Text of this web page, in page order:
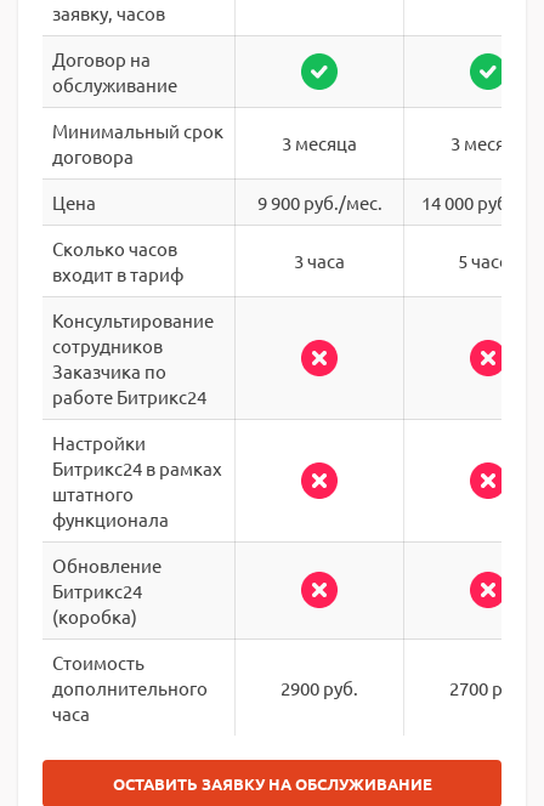
заявку, часов
Договор на
обслуживание
Минимальный срок
договора
3 месяца 3 месяца
Цена 9 900 руб./мес.
14 000 руб./
Сколько часов
входит в тариф
3 часа 5 часов
Консультирование
сотрудников
Заказчика по
работе Битрикс24
Настройки
Битрикс24 в рамках
штатного
функционала
Обновление
Битрикс24
(коробка)
Стоимость
дополнительного
часа
2900 руб. 2700 руб.
ОСТАВИТЬ ЗАЯВКУ НА ОБСЛУЖИВАНИЕ